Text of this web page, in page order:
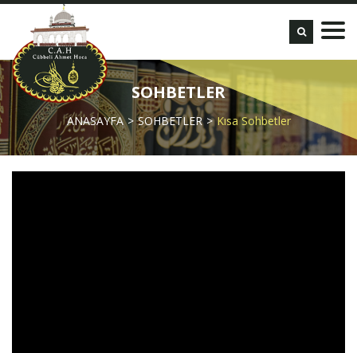
SOHBETLER
ANASAYFA SOHBETLER Kısa Sohbetler